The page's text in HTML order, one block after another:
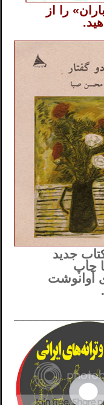
را از
جدید
چاپ
آوانوشت
شد.